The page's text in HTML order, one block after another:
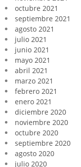
octubre 2021
septiembre 2021
agosto 2021
julio 2021
junio 2021
mayo 2021
abril 2021
marzo 2021
febrero 2021
enero 2021
diciembre 2020
noviembre 2020
octubre 2020
septiembre 2020
agosto 2020
julio 2020